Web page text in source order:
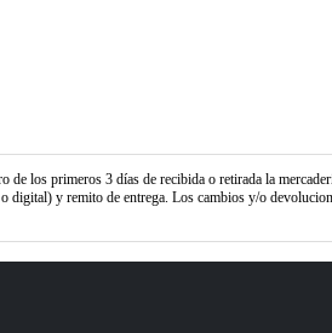
de los primeros 3 días de recibida o retirada la
digital) y remito de entrega. Los cambios y/o